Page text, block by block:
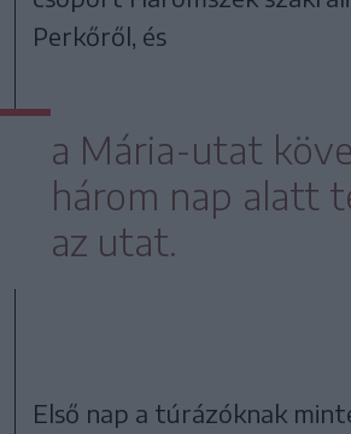
Perkőről, és
a Mária-utat
három nap alatt
az utat.
Első nap a túrázóknak